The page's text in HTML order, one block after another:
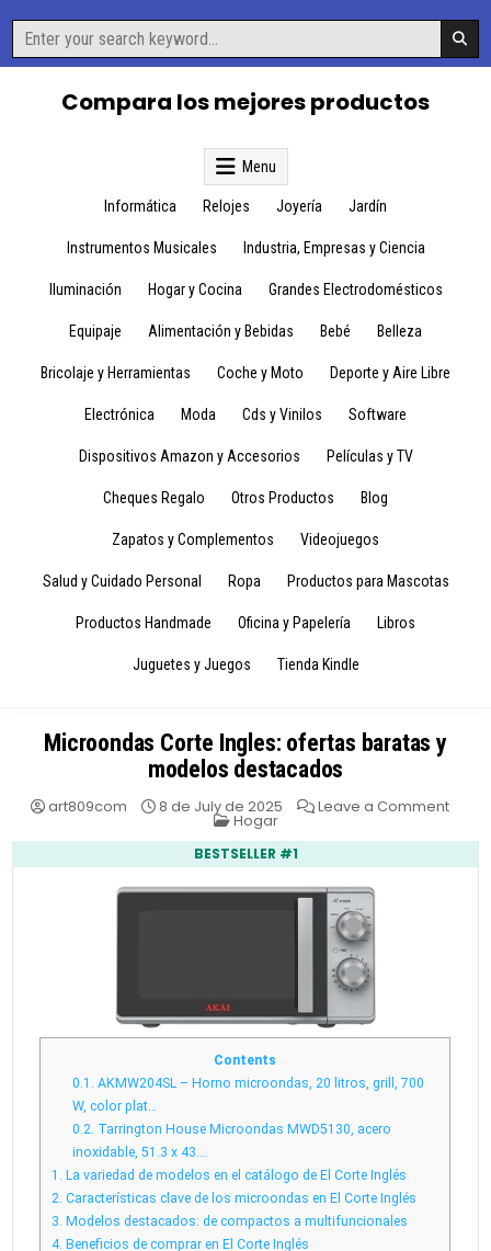
content
Search
for:
Compara los mejores productos
Menu
Informática Relojes Joyería Jardín
Instrumentos Musicales Industria, Empresas y Ciencia
Iluminación Hogar y Cocina Grandes Electrodomésticos
Equipaje Alimentación y Bebidas Bebé Belleza
Bricolaje y Herramientas Coche y Moto Deporte y Aire Libre
Electrónica Moda Cds y Vinilos Software
Dispositivos Amazon y Accesorios Películas y TV
Cheques Regalo Otros Productos Blog
Zapatos y Complementos Videojuegos
Salud y Cuidado Personal Ropa Productos para Mascotas
Productos Handmade Oficina y Papelería Libros
Juguetes y Juegos Tienda Kindle
Microondas Corte Ingles: ofertas baratas y
modelos destacados
art809com 8 de July de 2025 Leave a Commenton
Posted
Hogar
BESTSELLER #1
Contents
0.1.
AKMW204SL – Horno microondas, 20 litros, grill, 700
W, color plat…
0.2. Tarrington House Microondas MWD5130, acero
inoxidable, 51.3 x 43….
1.
La variedad de modelos en el catálogo de El Corte Inglés
2. Características clave de los microondas en El Corte Inglés
3. Modelos destacados: de compactos a multifuncionales
4. Beneficios de comprar en El Corte Inglés